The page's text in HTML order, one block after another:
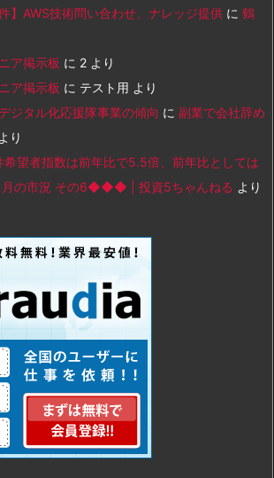
】AWS技術問い合わせ、ナレッジ提供 に 鶴
ア掲示板 に 2 より
ア掲示板 に テスト用 より
ジタル化応援隊事業の傾向 に 副業で会社辞め
り
希望者指数は前年比で5.5倍、前年比としては
市況 その6◆◆◆ | 投資5ちゃんねる より